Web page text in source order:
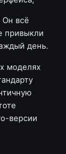
Он всё
привыкли
день.
моделях
версии